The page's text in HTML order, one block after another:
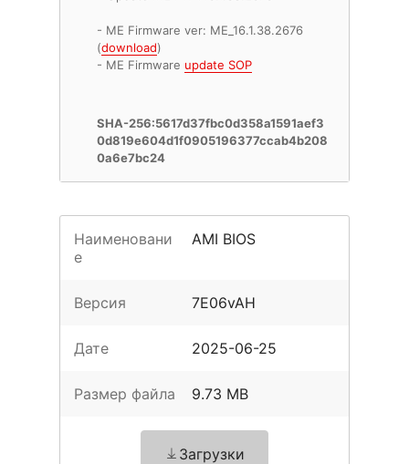
- ME Firmware ver: ME_16.1.38.2676
(download)
- ME Firmware update SOP
SHA-256:5617d37fbc0d358a1591aef3
0d819e604d1f0905196377ccab4b208
0a6e7bc24
Наименовани
е
AMI BIOS
Версия 7E06vAH
Дате 2025-06-25
Размер файла 9.73 MB
Загрузки